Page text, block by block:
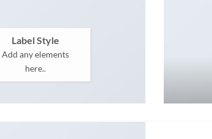
Label Style
Add any elements
here..